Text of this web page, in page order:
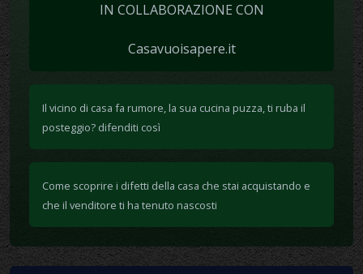
IN COLLABORAZIONE CON
Casavuoisapere.it
Il vicino di casa fa rumore, la sua cucina puzza, ti ruba il
posteggio? difenditi così
Come scoprire i difetti della casa che stai acquistando e
che il venditore ti ha tenuto nascosti